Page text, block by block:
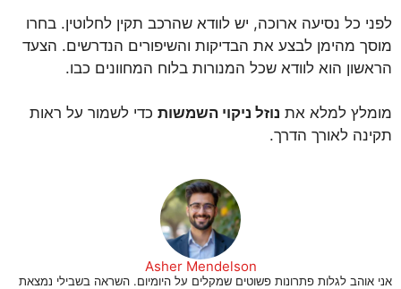
לפני כל נסיעה ארוכה, יש לוודא שהרכב תקין לחלוטין. בחרו
מוסך מהימן לבצע את הבדיקות והשיפורים הנדרשים. הצעד
הראשון הוא לוודא שכל המנורות בלוח המחוונים כבו.
מומלץ למלא את נוזל ניקוי השמשות כדי לשמור על ראות
תקינה לאורך הדרך.
Asher Mendelson
אני אוהב לגלות פתרונות פשוטים שמקלים על היומיום. השראה בשבילי נמצאת